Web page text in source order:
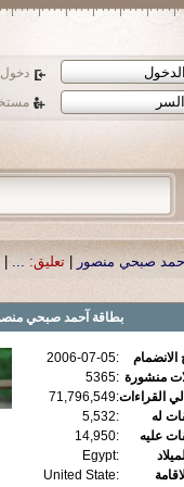
دخول
|تعليق: ... تعليق: شكرا
بطاقة آحمد صبحي
الانضمام :
2006-07-05
منشورة :
5365
القراءات:
71,796,549
له
:
5,532
عليه
:
14,950
:
Egypt
:
United State